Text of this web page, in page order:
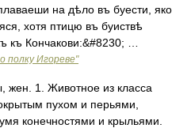
на дѣло въ буести, яко
хотя птицю въ буиствѣ
къ Кончакови:&#8230; …
полку Игореве"
1. Животное из класса
пухом и перьями,
конечностями и крыльями.